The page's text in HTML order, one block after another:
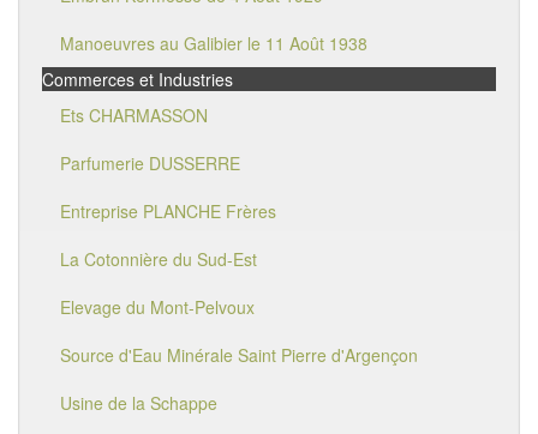
Manoeuvres au Galibier le 11 Août 1938
Commerces et Industries
Ets CHARMASSON
Parfumerie DUSSERRE
Entreprise PLANCHE Frères
La Cotonnière du Sud-Est
Elevage du Mont-Pelvoux
Source d'Eau Minérale Saint Pierre d'Argençon
Usine de la Schappe